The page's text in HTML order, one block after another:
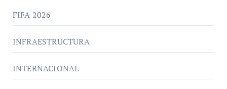
FIFA 2026
INFRAESTRUCTURA
INTERNACIONAL